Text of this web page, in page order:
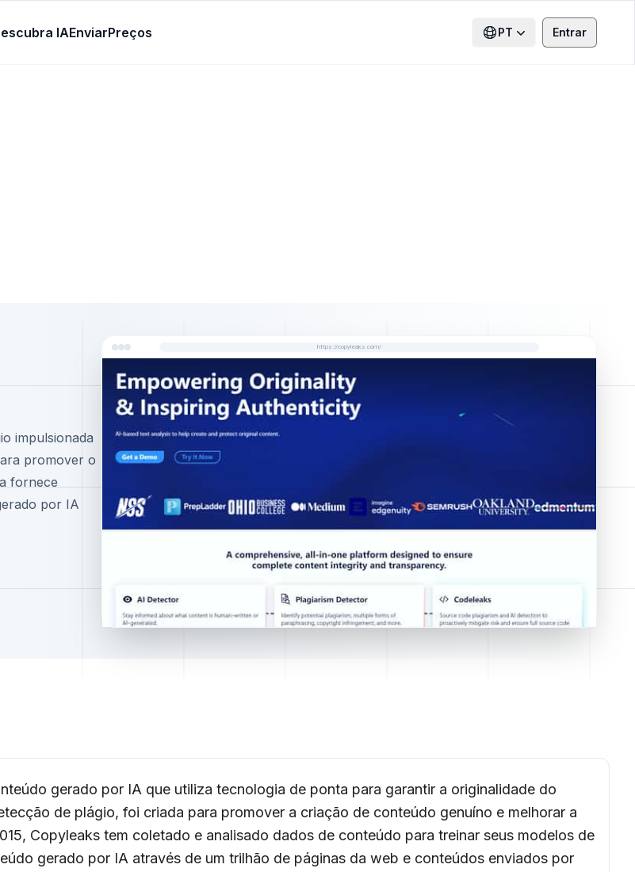
IAEnviarPreços PT Entrar
impulsionada
promover o
fornece
por IA
https://copyleaks.com/
gerado por IA que utiliza tecnologia de ponta para garantir a originalidade do
de plágio, foi criada para promover a criação de conteúdo genuíno e melhorar a
Copyleaks tem coletado e analisado dados de conteúdo para treinar seus modelos de
gerado por IA através de um trilhão de páginas da web e conteúdos enviados por